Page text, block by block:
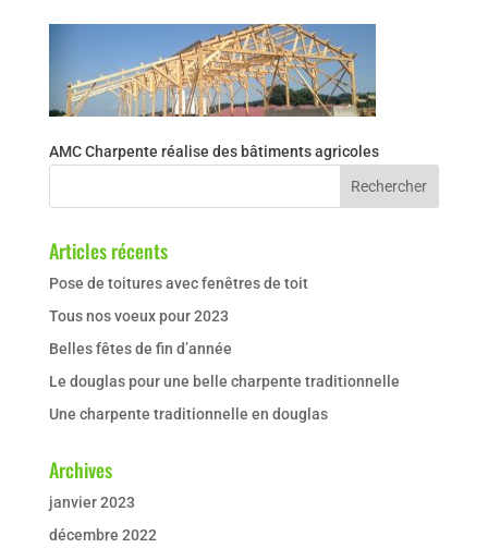
AMC Charpente réalise des bâtiments agricoles
Articles récents
Pose de toitures avec fenêtres de toit
Tous nos voeux pour 2023
Belles fêtes de fin d’année
Le douglas pour une belle charpente traditionnelle
Une charpente traditionnelle en douglas
Archives
janvier 2023
décembre 2022